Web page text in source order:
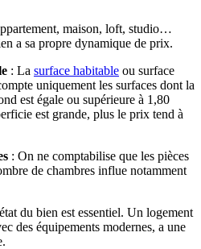
maison, loft, studio…
a sa propre dynamique de prix.
: La surface habitable ou surface
uniquement les surfaces dont la
est égale ou supérieure à 1,80
est grande, plus le prix tend à
: On ne comptabilise que les pièces
de chambres influe notamment
du bien est essentiel. Un logement
des équipements modernes, a une